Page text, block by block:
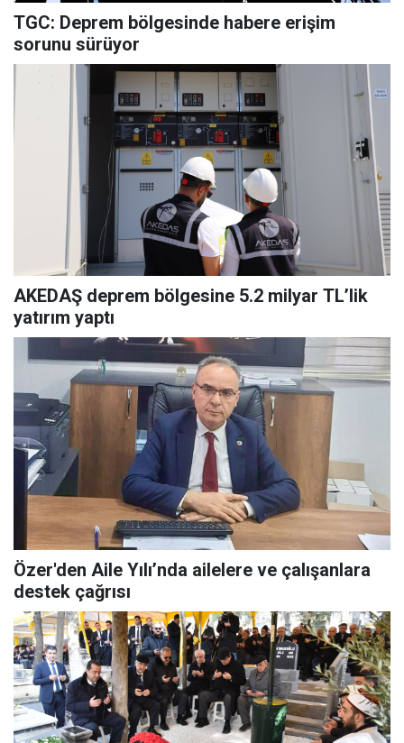
TGC: Deprem bölgesinde habere erişim
sorunu sürüyor
AKEDAŞ deprem bölgesine 5.2 milyar TL’lik
yatırım yaptı
Özer'den Aile Yılı’nda ailelere ve çalışanlara
destek çağrısı